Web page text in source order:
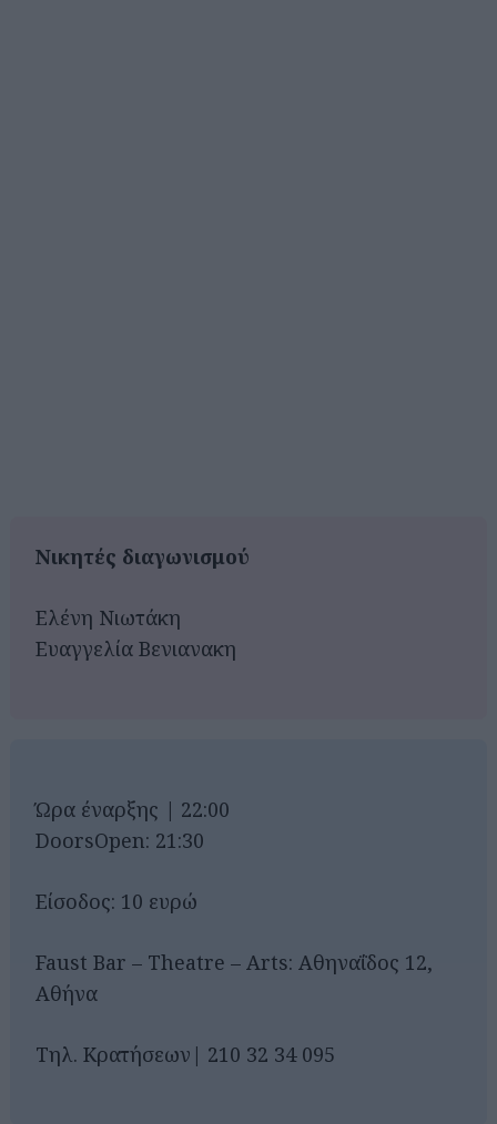
Νικητές διαγωνισμού
Ελένη Νιωτάκη
Ευαγγελία Βενιανακη
Ώρα έναρξης | 22:00
DoorsOpen: 21:30
Είσοδος: 10 ευρώ
Faust Bar – Theatre – Arts: Αθηναΐδος 12,
Αθήνα
Τηλ. Kρατήσεων| 210 32 34 095